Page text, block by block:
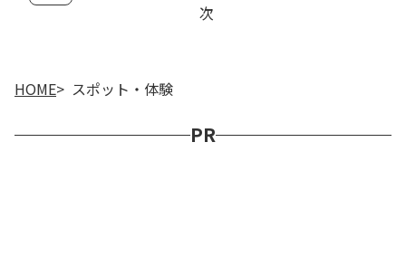
HOME スポット・体験
次
PR